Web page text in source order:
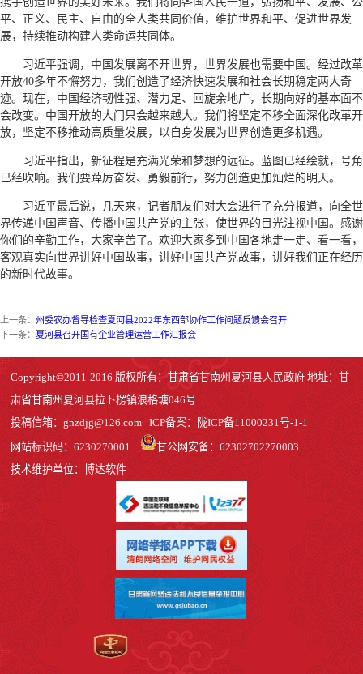
平、正义、民主、自由的全人类共同价值，维护世界和平、促进世界发
展，持续推动构建人类命运共同体。
习近平强调，中国发展离不开世界，世界发展也需要中国。经过改革
开放40多年不懈努力，我们创造了经济快速发展和社会长期稳定两大奇
迹。现在，中国经济韧性强、潜力足、回旋余地广，长期向好的基本面不
会改变。中国开放的大门只会越来越大。我们将坚定不移全面深化改革开
放，坚定不移推动高质量发展，以自身发展为世界创造更多机遇。
习近平指出，新征程是充满光荣和梦想的远征。蓝图已经绘就，号角
已经吹响。我们要踔厉奋发、勇毅前行，努力创造更加灿烂的明天。
习近平最后说，几天来，记者朋友们对大会进行了充分报道，向全世
界传递中国声音、传播中国共产党的主张，使世界的目光注视中国。感谢
你们的辛勤工作，大家辛苦了。欢迎大家多到中国各地走一走、看一看，
客观真实向世界讲好中国故事，讲好中国共产党故事，讲好我们正在经历
的新时代故事。
上一条： 州委农办督导检查夏河县2022年东西部协作工作问题反馈会召开
下一条： 夏河县召开国有企业管理运营工作汇报会
Copyright©2011-2016 版权所有：甘肃省甘南州夏河县人民政府 地址：甘
肃省甘南州夏河县拉卜楞镇浪格塘046号
投稿信箱：gnzdjg@126.com ICP备案： 陇ICP备11000231号-1-1
网站标识码：6230270001
甘公网安备：62302702270003
技术维护单位：博达软件